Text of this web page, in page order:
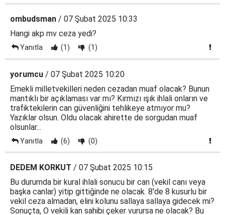
ombudsman / 07 Şubat 2025 10:33
Hangi akp mv ceza yedi?
Yanıtla (1) (1)
yorumcu / 07 Şubat 2025 10:20
Emekli milletvekilleri neden cezadan muaf olacak? Bunun
mantıklı bir açıklaması var mı? Kırmızı ışık ihlali onların ve
trafiktekilerin can güvenliğini tehlikeye atmıyor mu?
Yazıklar olsun. Oldu olacak ahirette de sorgudan muaf
olsunlar...
Yanıtla (6) (0)
DEDEM KORKUT / 07 Şubat 2025 10:15
Bu durumda bir kural ihlali sonucu bir can (vekil canı veya
başka canlar) yitip gittiğinde ne olacak. 8'de 8 kusurlu bir
vekil ceza almadan, elini kolunu sallaya sallaya gidecek mi?
Sonuçta, O vekili kan sahibi çeker vurursa ne olacak? Bu